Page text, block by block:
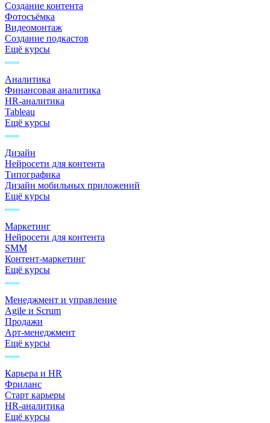
Создание контента
Фотосъёмка
Видеомонтаж
Создание подкастов
Ещё курсы
Аналитика
Финансовая аналитика
HR-аналитика
Tableau
Ещё курсы
Дизайн
Нейросети для контента
Типографика
Дизайн мобильных приложений
Ещё курсы
Маркетинг
Нейросети для контента
SMM
Контент-маркетинг
Ещё курсы
Менеджмент и управление
Agile и Scrum
Продажи
Арт-менеджмент
Ещё курсы
Карьера и HR
Фриланс
Старт карьеры
HR-аналитика
Ещё курсы